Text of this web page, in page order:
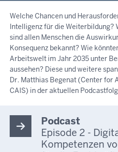
Welche Chancen und
Intelligenz für die Weiterbildung?
sind allen Menschen die
Konsequenz bekannt? Wie
Arbeitswelt im Jahr 2035 unter
aussehen? Diese und weitere
Dr. Matthias Begenat (Center for
CAIS) in der aktuellen
Podcast
Episode 2 -
Kompetenzen